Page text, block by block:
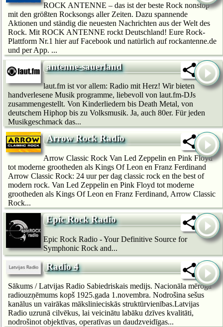
ROCK ANTENNE – das ist der beste Rock nonstop
mit den größten Rocksongs aller Zeiten. Dazu spannende
Aktionen und ständig die neuesten Nachrichten aus der Welt des
Rock. Mit ROCK ANTENNE rockt Deutschland! Eure Rock-
Plattform Nr.1 hier auf Facebook und natürlich auf rockantenne.de
und per App. ...
antenne-sauerland
laut.fm ist vor allem: Radio mit Herz! Wir bie­ten
handverlesene Musik programme, liebevoll von laut.fm-DJs
zusammengestellt. Von Kinderliedern bis Death Metal, von
deutschem Hip­hop bis zu Volksmusik. Ja, auch 80er. Für jeden
Musikgeschmack das...
Arrow Rock Radio
Arrow Classic Rock Van Led Zeppelin en Pink Floyd
tot moderne grootheden als Kings Of Leon en Franz Ferdinand
Arrow Classic Rock: 24 uur per dag classic rock en the best of
modern rock. Van Led Zeppelin en Pink Floyd tot moderne
grootheden als Kings Of Leon en Franz Ferdinand, Arrow Classic
Rock...
Epic Rock Radio
Epic Rock Radio - Your Definitive Source for
Symphonic Rock and...
Radio 4
Sākums / Latvijas Radio Sabiedriskais medijs. Nacionāla mēroga
radiouzņēmums kopš 1925.gada 1.novembra. Nodrošina sešus
kanālus un vairākas mākslinieciskās struktūrvienības.Latvijas
Radio uzrunā cilvēkus, lai veicinātu labāku dzīves kvalitāti,
nodrošinot objektīvas, operatīvas un daudzveidīgas...